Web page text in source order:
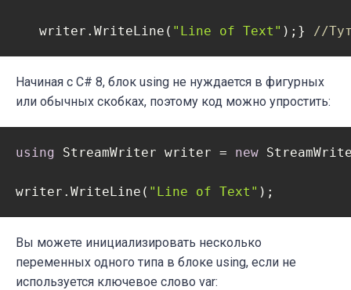
   writer.WriteLine(
"Line of Text" );} //
Начиная с C# 8, блок using не нуждается в фигурных
или обычных скобках, поэтому код можно упростить:
using StreamWriter writer = new
writer.WriteLine( "Line of Text" );
Вы можете инициализировать несколько
переменных одного типа в блоке using, если не
используется ключевое слово var: